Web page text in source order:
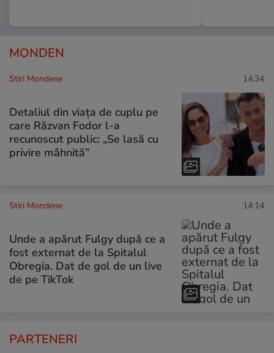
MONDEN
Stiri Mondene 14:34
Detaliul din viața de cuplu pe
care Răzvan Fodor l-a
recunoscut public: „Se lasă cu
privire mâhnită”
Stiri Mondene 14:14
Unde a apărut Fulgy după ce a
fost externat de la Spitalul
Obregia. Dat de gol de un live
de pe TikTok
PARTENERI